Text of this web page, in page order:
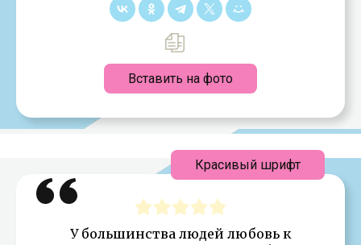
Вставить на фото
У большинства людей любовь к
Красивый шрифт